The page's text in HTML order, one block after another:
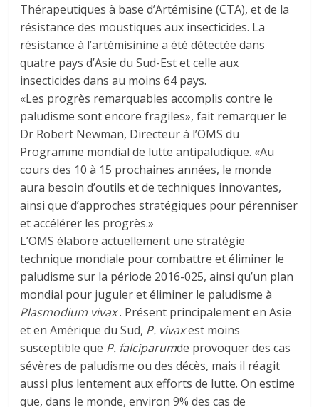
Thérapeutiques à base d’Artémisine (CTA), et de la
résistance des moustiques aux insecticides. La
résistance à l’artémisinine a été détectée dans
quatre pays d’Asie du Sud-Est et celle aux
insecticides dans au moins 64 pays.
«Les progrès remarquables accomplis contre le
paludisme sont encore fragiles», fait remarquer le
Dr Robert Newman, Directeur à l’OMS du
Programme mondial de lutte antipaludique. «Au
cours des 10 à 15 prochaines années, le monde
aura besoin d’outils et de techniques innovantes,
ainsi que d’approches stratégiques pour pérenniser
et accélérer les progrès.»
L’OMS élabore actuellement une stratégie
technique mondiale pour combattre et éliminer le
paludisme sur la période 2016-025, ainsi qu’un plan
mondial pour juguler et éliminer le paludisme à
Plasmodium vivax. Présent principalement en Asie
et en Amérique du Sud, P. vivaxest moins
susceptible que P. falciparumde provoquer des cas
sévères de paludisme ou des décès, mais il réagit
aussi plus lentement aux efforts de lutte. On estime
que, dans le monde, environ 9% des cas de